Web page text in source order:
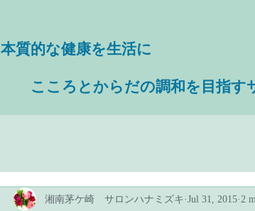
本質的な健康を生活に
こころとからだの調和を目指す
湘南茅ケ崎 サロンハナミズキ Jul 31, 2015 2